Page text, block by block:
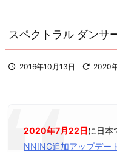
スペクトラル ダンサ
2016年10月13日 2020
2020年7月22日に日本
NNING追加アップデー